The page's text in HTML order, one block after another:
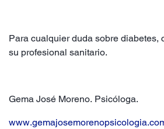
Para cualquier duda sobre diabetes,
su profesional sanitario.
Gema José Moreno. Psicóloga.